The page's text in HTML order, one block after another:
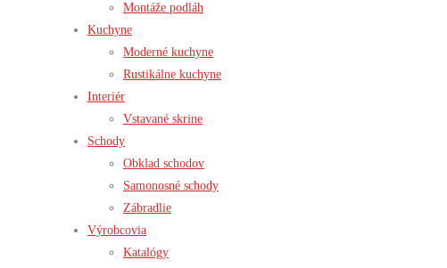
Montáže podláh
Kuchyne
Moderné kuchyne
Rustikálne kuchyne
Interiér
Vstavané skrine
Schody
Obklad schodov
Samonosné schody
Zábradlie
Výrobcovia
Katalógy